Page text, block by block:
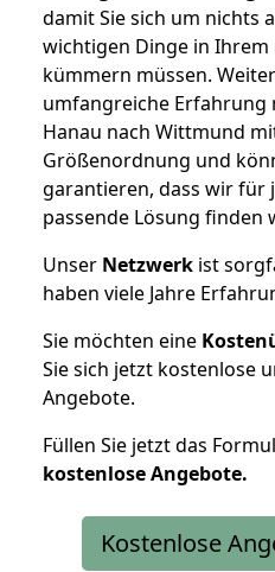
damit Sie sich um nichts
wichtigen Dinge in Ihrem
kümmern müssen.
umfangreiche Erfahrung
Hanau nach Wittmund
Größenordnung und
garantieren, dass wir für
passende Lösung finden
Unser Netzwerk ist
haben viele Jahre
Sie möchten eine
Sie sich jetzt kostenlose
Angebote.
Füllen Sie jetzt das
kostenloseAngebote.
Kostenlose